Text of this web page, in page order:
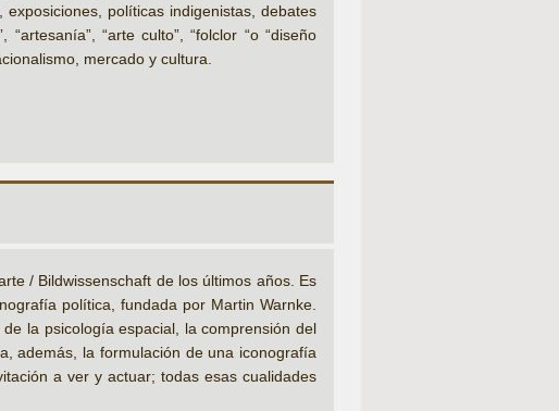
políticas indigenistas, debates
“arte culto”, “folclor “o “diseño
mercado y cultura.
/ Bildwissenschaft de los últimos años. Es
política, fundada por Martin Warnke.
la psicología espacial, la comprensión del
además, la formulación de una iconografía
a ver y actuar; todas esas cualidades